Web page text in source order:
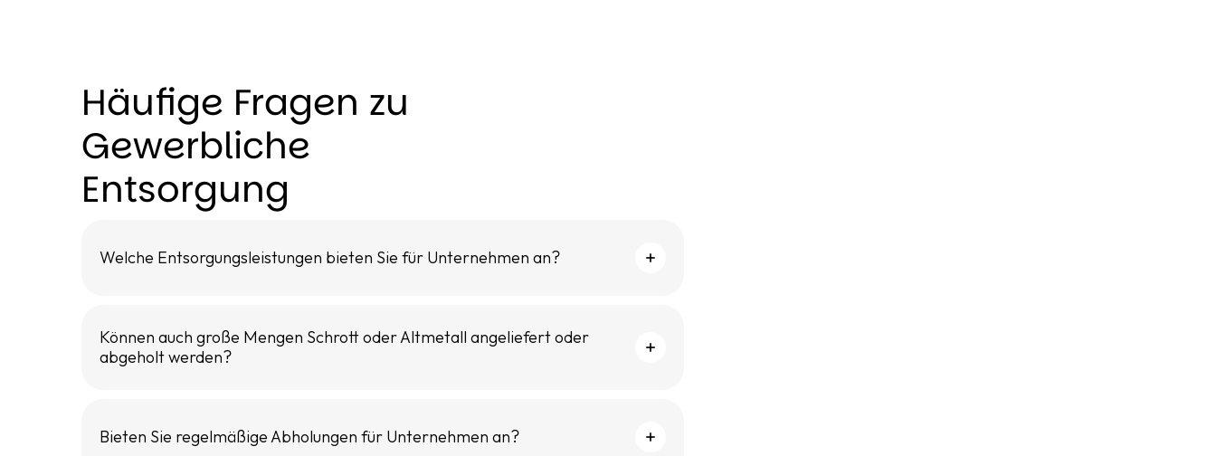
Häufige Fragen zu
Gewerbliche
Entsorgung
Welche Entsorgungsleistungen bieten Sie für Unternehmen an?
Können auch große Mengen Schrott oder Altmetall angeliefert oder
abgeholt werden?
Bieten Sie regelmäßige Abholungen für Unternehmen an?